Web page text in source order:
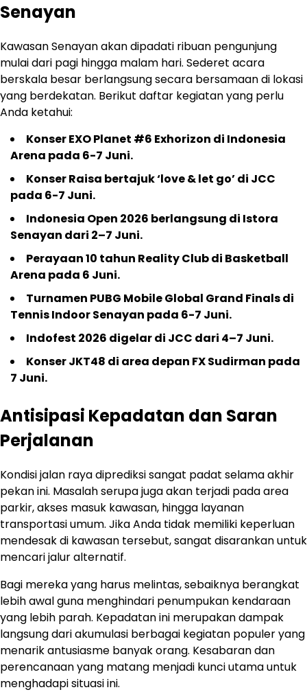
Senayan
Kawasan Senayan akan dipadati ribuan pengunjung
mulai dari pagi hingga malam hari. Sederet acara
berskala besar berlangsung secara bersamaan di lokasi
yang berdekatan. Berikut daftar kegiatan yang perlu
Anda ketahui:
Konser EXO Planet #6 Exhorizon di Indonesia
Arena pada 6-7 Juni.
Konser Raisa bertajuk ‘love & let go’ di JCC
pada 6-7 Juni.
Indonesia Open 2026 berlangsung di Istora
Senayan dari 2–7 Juni.
Perayaan 10 tahun Reality Club di Basketball
Arena pada 6 Juni.
Turnamen PUBG Mobile Global Grand Finals di
Tennis Indoor Senayan pada 6-7 Juni.
Indofest 2026 digelar di JCC dari 4–7 Juni.
Konser JKT48 di area depan FX Sudirman pada
7 Juni.
Antisipasi Kepadatan dan Saran
Perjalanan
Kondisi jalan raya diprediksi sangat padat selama akhir
pekan ini. Masalah serupa juga akan terjadi pada area
parkir, akses masuk kawasan, hingga layanan
transportasi umum. Jika Anda tidak memiliki keperluan
mendesak di kawasan tersebut, sangat disarankan untuk
mencari jalur alternatif.
Bagi mereka yang harus melintas, sebaiknya berangkat
lebih awal guna menghindari penumpukan kendaraan
yang lebih parah. Kepadatan ini merupakan dampak
langsung dari akumulasi berbagai kegiatan populer yang
menarik antusiasme banyak orang. Kesabaran dan
perencanaan yang matang menjadi kunci utama untuk
menghadapi situasi ini.